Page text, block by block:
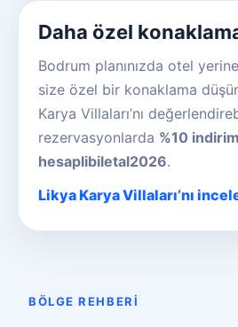
Daha özel
Bodrum planınızda otel
size özel bir konaklama
Karya Villaları’nı
rezervasyonlarda %10 indirim
hesaplibiletal2026.
Likya Karya Villaları’nı
BÖLGE REHBERI